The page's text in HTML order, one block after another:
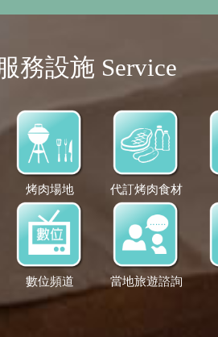
務設施 Service
烤肉場地 代訂烤肉食材
數位頻道 當地旅遊諮詢